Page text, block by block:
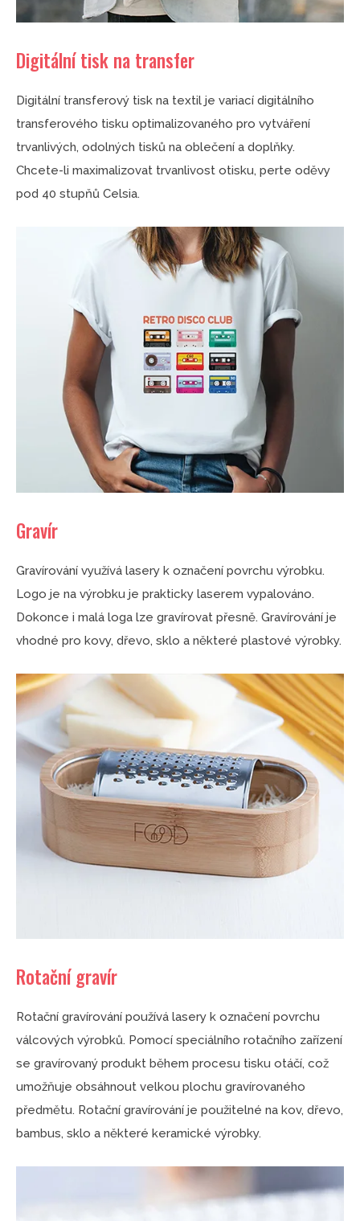
Digitální tisk na transfer
Digitální transferový tisk na textil je variací digitálního
transferového tisku optimalizovaného pro vytváření
trvanlivých, odolných tisků na oblečení a doplňky.
Chcete-li maximalizovat trvanlivost otisku, perte oděvy
pod 40 stupňů Celsia.
Gravír
Gravírování využívá lasery k označení povrchu výrobku.
Logo je na výrobku je prakticky laserem vypalováno.
Dokonce i malá loga lze gravírovat přesně. Gravírování je
vhodné pro kovy, dřevo, sklo a některé plastové výrobky.
Rotační gravír
Rotační gravírování používá lasery k označení povrchu
válcových výrobků. Pomocí speciálního rotačního zařízení
se gravírovaný produkt během procesu tisku otáčí, což
umožňuje obsáhnout velkou plochu gravírovaného
předmětu. Rotační gravírování je použitelné na kov, dřevo,
bambus, sklo a některé keramické výrobky.